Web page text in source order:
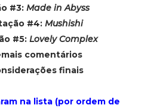
#3: Made in Abyss
#4:Mushishi
#5:Lovely Complex
comentários
finais
na lista (por ordem de